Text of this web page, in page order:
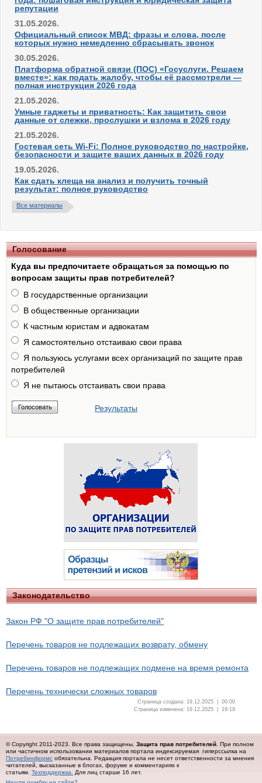
репутации
31.05.2026.
Официальный список МВД: фразы и слова, после
которых нужно немедленно сбрасывать звонок
30.05.2026.
Платформа обратной связи (ПОС) «Госуслуги. Решаем
вместе»: как подать жалобу, чтобы её рассмотрели —
полная инструкция 2026 года
21.05.2026.
Умные гаджеты и приватность: Как защитить свои
данные от слежки, прослушки и взлома в 2026 году
21.05.2026.
Гостевая сеть Wi-Fi: Полное руководство по настройке,
безопасности и защите ваших данных в 2026 году
19.05.2026.
Как сдать клеща на анализ и получить точный
результат: полное руководство
Все материалы
Голосование
Куда вы предпочитаете обращаться за помощью по
вопросам защиты прав потребителей?
В государственные организации
В общественные организации
К частным юристам и адвокатам
Я самостоятельно отстаиваю свои права
Я пользуюсь услугами всех организаций по защите прав
потребителей
Я не пытаюсь отстаивать свои права
Результаты
Законодательство
Закон РФ "О защите прав потребителей"
Перечень товаров не подлежащих возврату, обмену
Перечень товаров не подлежащих подмене на время ремонта
Перечень технически сложных товаров
Страница создана: 19.12.2025 | 00:00
Страница изменена: 19.12.2025 | 19:19
© Copyright 2011-2023. Все права защищены. Защита прав потребителей . При полном
или частичном использовании материалов портала индексируемая гиперссылка на
Потребинформс обязательна. Редакция портала не несет ответственности за мнения
читателей, высказанные в блогах, форуме и комментариях к
статьям. Техподдержка.
Для лиц старше 16 лет.